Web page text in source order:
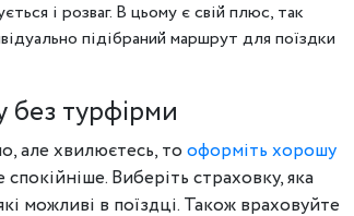
і розваг. В цьому є свій плюс, так
підібраний маршрут для поїздки
без турфірми
але хвилюєтесь, тооформіть хорошу
Виберіть страховку, яка
можливі в поїздці. Також враховуйте